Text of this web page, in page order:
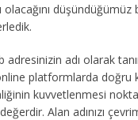
olacağını düşündüğümüz
adresinizin adı olarak
platformlarda doğru
kuvvetlenmesi
Alan adınızı